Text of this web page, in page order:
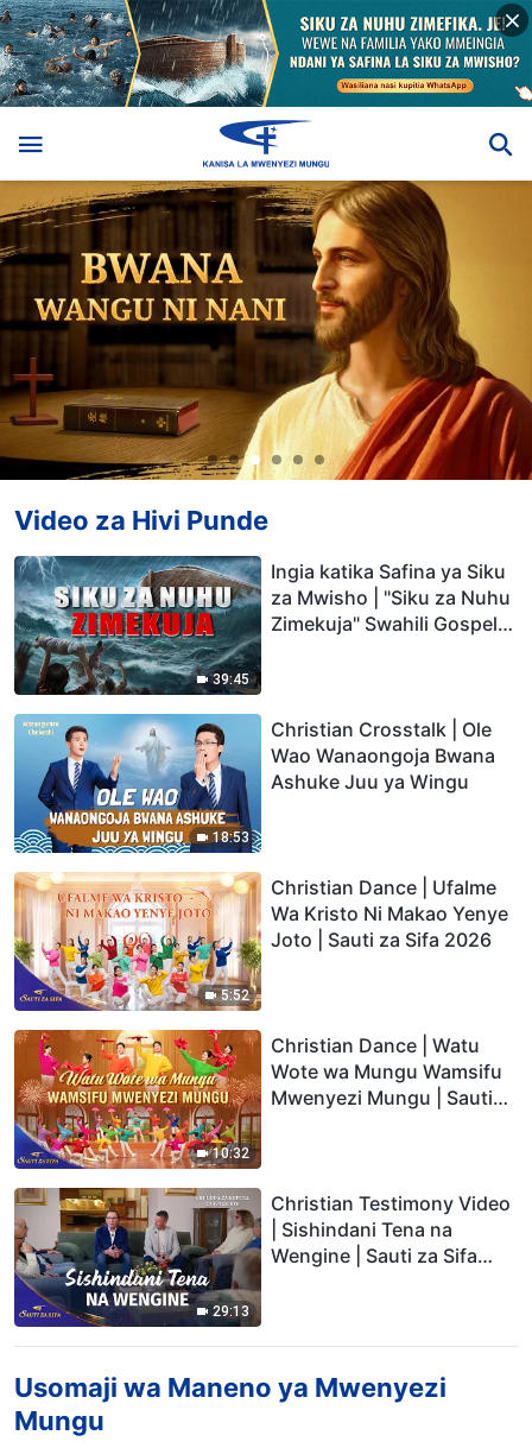
Video za Hivi Punde
39:45
Ingia katika Safina ya Siku
za Mwisho | "Siku za Nuhu
Zimekuja" Swahili Gospel
18:53
Christian Crosstalk | Ole
Wao Wanaongoja Bwana
Ashuke Juu ya Wingu
5:52
Christian Dance | Ufalme
Wa Kristo Ni Makao Yenye
Joto | Sauti za Sifa 2026
10:32
Christian Dance | Watu
Wote wa Mungu Wamsifu
Mwenyezi Mungu | Sauti
29:13
Christian Testimony Video
| Sishindani Tena na
Wengine | Sauti za Sifa
Usomaji wa Maneno ya Mwenyezi
Mungu